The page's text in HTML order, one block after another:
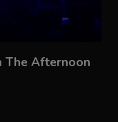
The Afternoon